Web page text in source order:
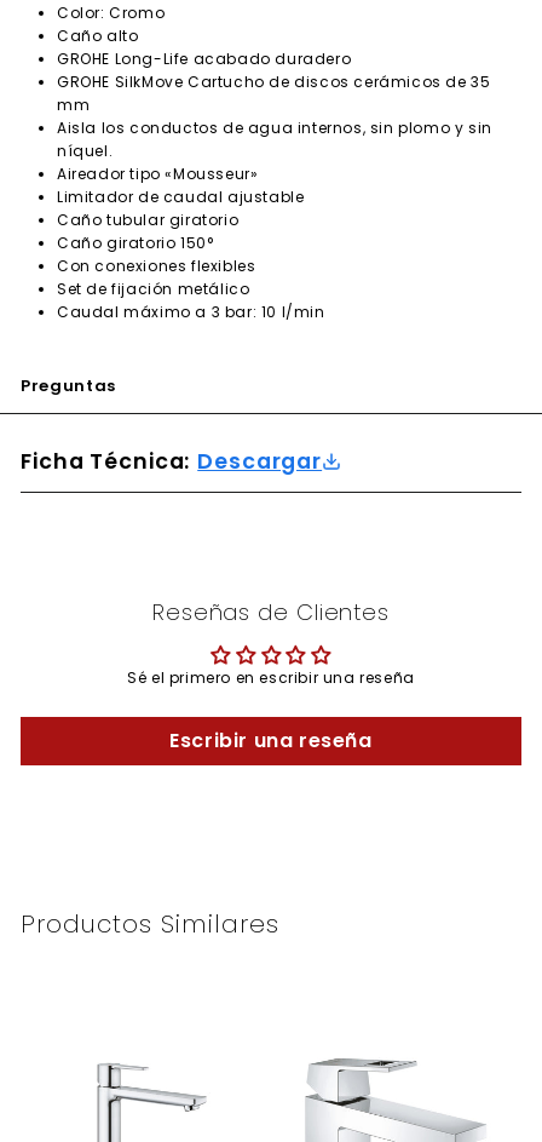
Color: Cromo
Caño alto
GROHE Long-Life acabado duradero
GROHE SilkMove Cartucho de discos cerámicos de 35
mm
Aisla los conductos de agua internos, sin plomo y sin
níquel.
Aireador tipo «Mousseur»
Limitador de caudal ajustable
Caño tubular giratorio
Caño giratorio 150°
Con conexiones flexibles
Set de fijación metálico
Caudal máximo a 3 bar: 10 l/min
Preguntas
Ficha Técnica: Descargar
Reseñas de Clientes
Sé el primero en escribir una reseña
Escribir una reseña
Productos Similares